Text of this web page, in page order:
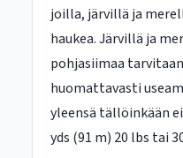
joilla, järvillä ja
haukea. Järvillä ja
pohjasiimaa
huomattavasti
yleensä tällöinkään
yds (91 m) 20 lbs tai